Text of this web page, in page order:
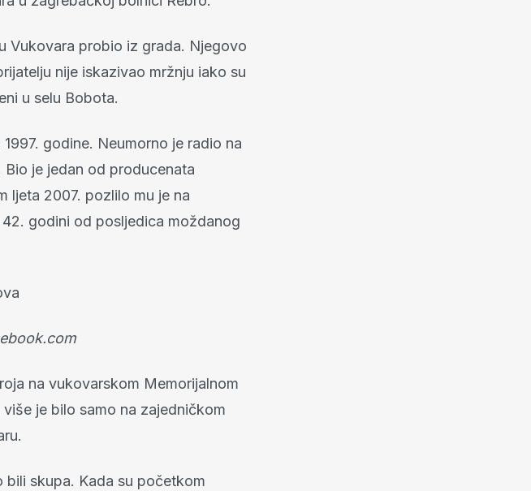
Vukovara probio iz grada. Njegovo
nije iskazivao mržnju iako su
u selu Bobota.
godine. Neumorno je radio na
je jedan od producenata
ljeta 2007. pozlilo mu je na
godini od posljedica moždanog
na vukovarskom Memorijalnom
je bilo samo na zajedničkom
bili skupa. Kada su početkom